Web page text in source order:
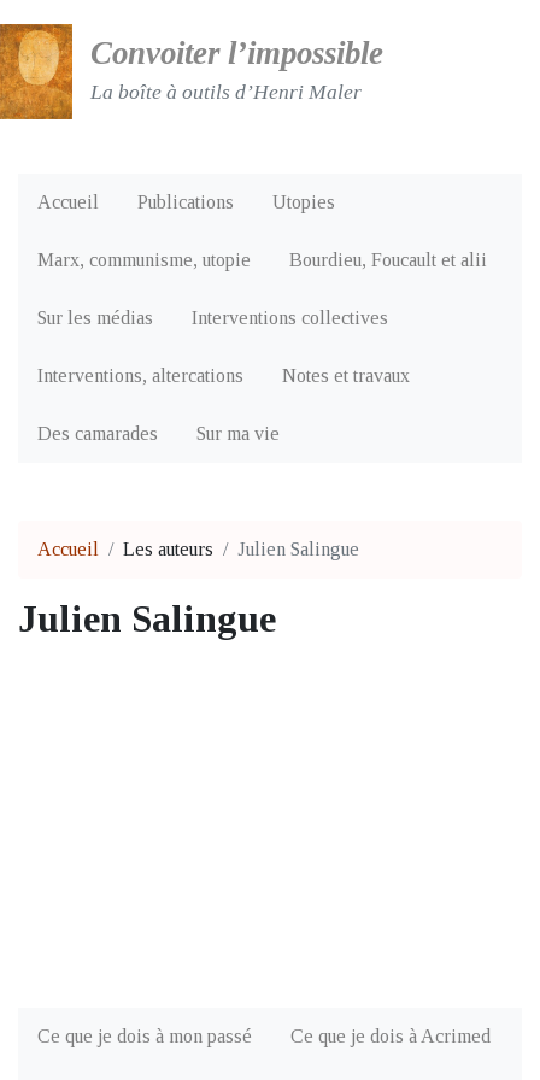
Convoiter l’impossible
La boîte à outils d’Henri Maler
Accueil Publications Utopies
Marx, communisme, utopie Bourdieu, Foucault et alii
Sur les médias Interventions collectives
Interventions, altercations Notes et travaux
Des camarades Sur ma vie
Accueil Les auteurs Julien Salingue
Julien Salingue
Ce que je dois à mon passé Ce que je dois à Acrimed